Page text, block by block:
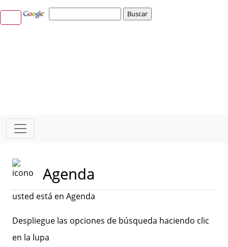
Agenda
usted está en Agenda
Despliegue las opciones de búsqueda haciendo clic
en la lupa